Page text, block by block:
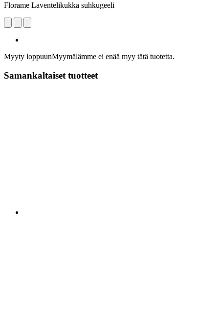
Florame Laventelikukka suhkugeeli
Myyty loppuunMyymälämme ei enää myy tätä tuotetta.
Samankaltaiset tuotteet